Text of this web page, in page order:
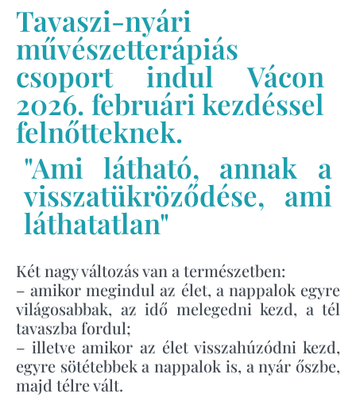
Tavaszi-nyári
művészetterápiás
csoport indul Vácon
2026. februári kezdéssel
felnőtteknek.
"Ami látható, annak a
visszatükröződése, ami
láthatatlan"
Két nagy változás van a természetben:
– amikor megindul az élet, a nappalok egyre
világosabbak, az idő melegedni kezd, a tél
tavaszba fordul;
– illetve amikor az élet visszahúzódni kezd,
egyre sötétebbek a nappalok is, a nyár őszbe,
majd télre vált.